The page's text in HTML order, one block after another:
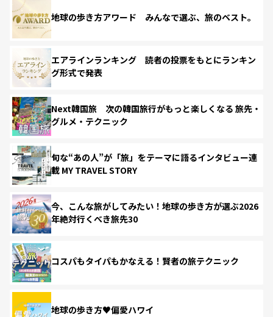
地球の歩き方アワード みんなで選ぶ、旅のベスト。
エアラインランキング 読者の投票をもとにランキン
グ形式で発表
Next韓国旅 次の韓国旅行がもっと楽しくなる 旅先・
グルメ・テクニック
旬な“あの人”が「旅」をテーマに語るインタビュー連
載 MY TRAVEL STORY
今、こんな旅がしてみたい！地球の歩き方が選ぶ2026
年絶対行くべき旅先30
コスパもタイパもかなえる！賢者の旅テクニック
地球の歩き方♥偏愛ハワイ